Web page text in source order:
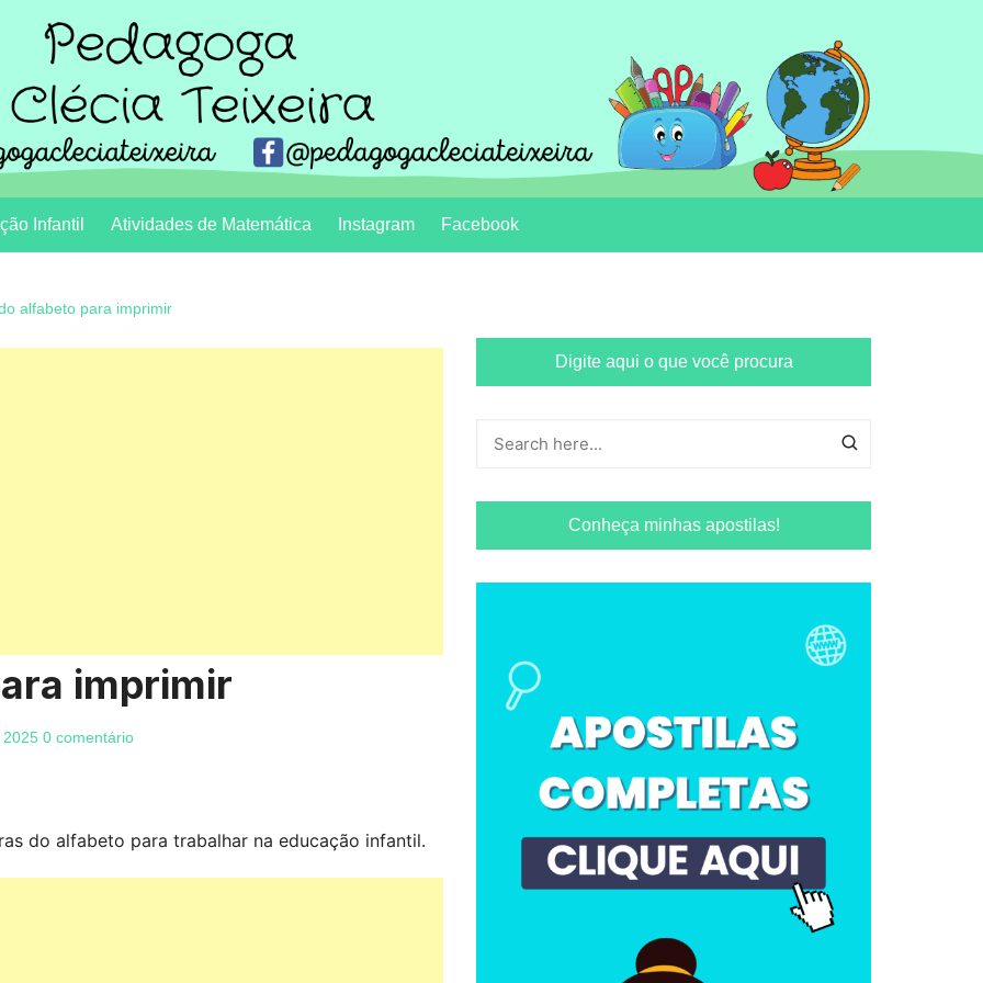
Infantil Atividades de Matemática Instagram Facebook
alfabeto para imprimir
imprimir
2025 0 comentário
do alfabeto para trabalhar na educação infantil.
Digite aqui o que você procura
Conheça minhas apostilas!